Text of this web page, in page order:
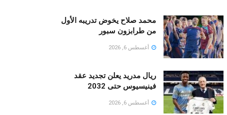
محمد صلاح يخوض تدريبه الأول
من طرابزون سبور
أغسطس 6, 2026
ريال مدريد يعلن تجديد عقد
فينيسيوس حتى 2032
أغسطس 6, 2026